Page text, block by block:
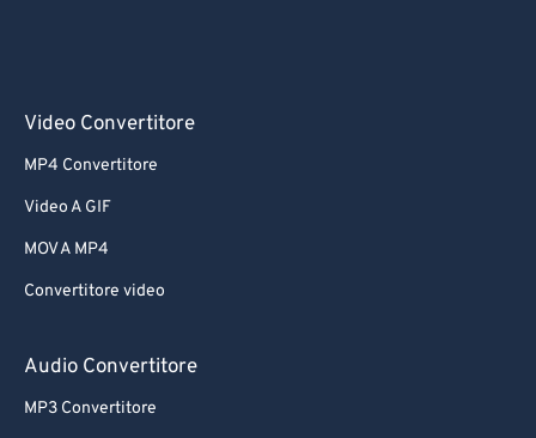
Video Convertitore
MP4 Convertitore
Video A GIF
MOV A MP4
Convertitore video
Audio Convertitore
MP3 Convertitore